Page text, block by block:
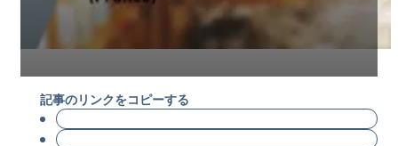
記事のリンクをコピーする